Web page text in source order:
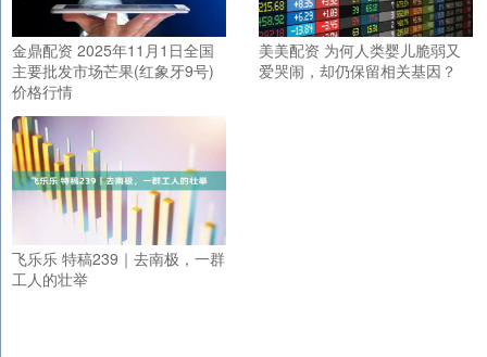
金鼎配资 2025年11月1日全国
主要批发市场芒果(红象牙9号)
价格行情
美美配资 为何人类婴儿脆弱又
爱哭闹，却仍保留相关基因？
飞乐乐 特稿239｜去南极，一群
工人的壮举